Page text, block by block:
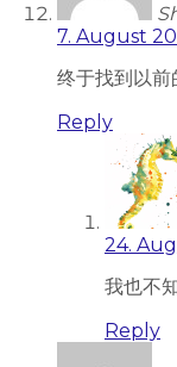
7. August
终于找到以
Reply
24.
我也不
Reply